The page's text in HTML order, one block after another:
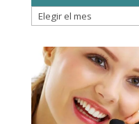
Archivos